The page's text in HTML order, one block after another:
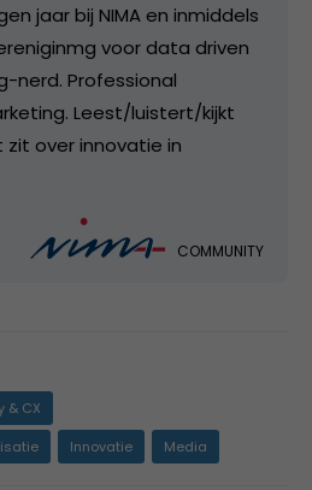
jaar bij NIMA en inmiddels
voor data driven
nerd. Professional
Leest/luistert/kijkt
over innovatie in
COMMUNITY
& CX
Innovatie Media